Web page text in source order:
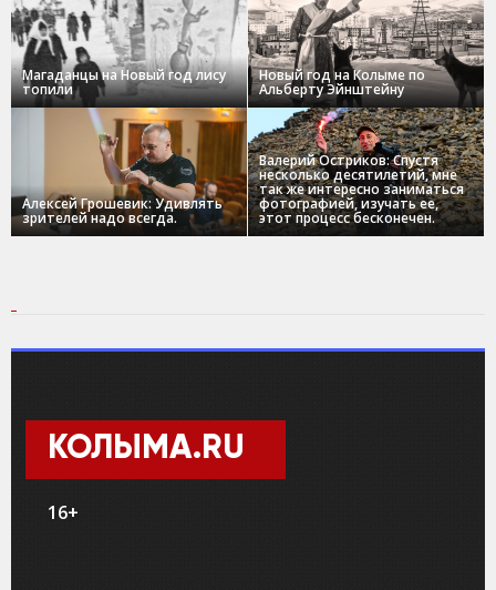
Магаданцы на Новый год лису
топили
Новый год на Колыме по
Альберту Эйнштейну
Алексей Грошевик: Удивлять
зрителей надо всегда.
Валерий Остриков: Спустя
несколько десятилетий, мне
так же интересно заниматься
фотографией, изучать ее,
этот процесс бесконечен.
КОЛЫМА.RU
16+